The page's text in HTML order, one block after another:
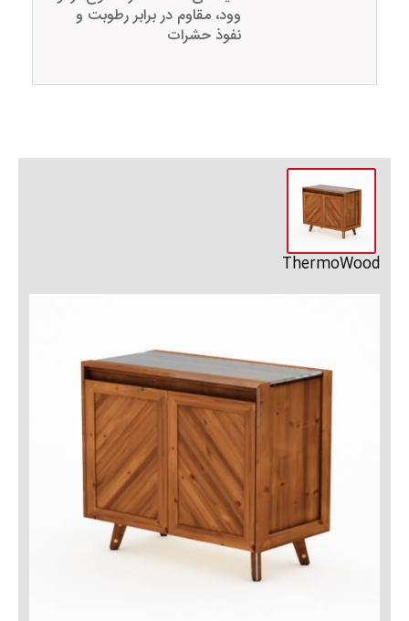
وود، مقاوم در برابر رطوبت و
نفوذ حشرات
ThermoWood